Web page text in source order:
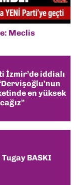
Meclis
İzmir’de iddialı
en yüksek
BASKI